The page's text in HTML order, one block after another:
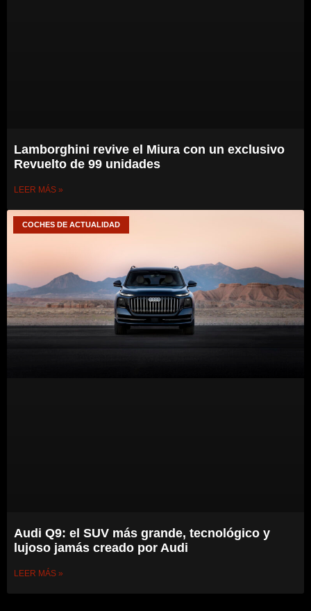
Lamborghini revive el Miura con un exclusivo
Revuelto de 99 unidades
LEER MÁS »
COCHES DE ACTUALIDAD
Audi Q9: el SUV más grande, tecnológico y
lujoso jamás creado por Audi
LEER MÁS »